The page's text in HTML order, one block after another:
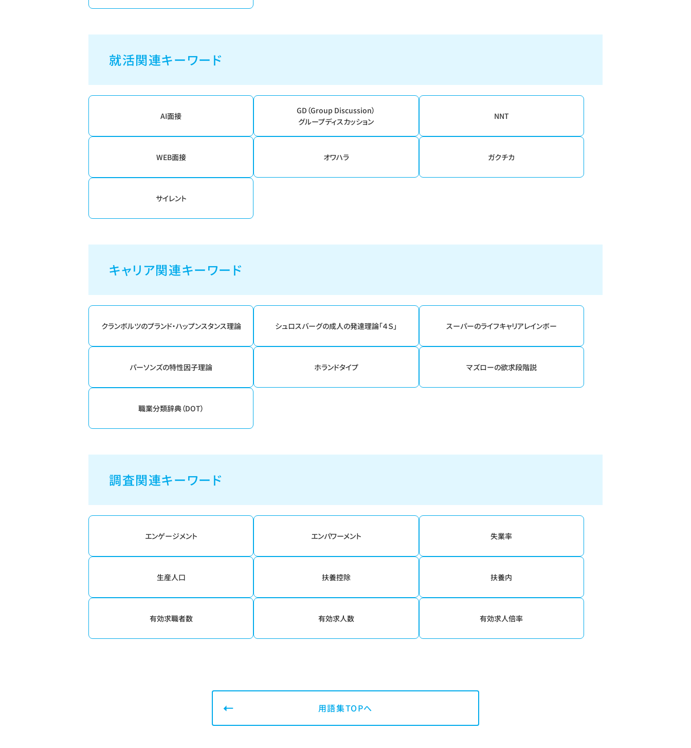
就活関連キーワード
AI面接
GD（Group Discussion）
グループディスカッション
NNT
WEB面接 オワハラ ガクチカ
サイレント
キャリア関連キーワード
クランボルツのプランド・ハップンスタンス理論 シュロスバーグの成人の発達理論「４Ｓ」 スーパーのライフキャリアレインボー
パーソンズの特性因子理論 ホランドタイプ マズローの欲求段階説
職業分類辞典（DOT）
調査関連キーワード
エンゲージメント エンパワーメント 失業率
生産人口 扶養控除 扶養内
有効求職者数 有効求人数 有効求人倍率
用語集TOPへ